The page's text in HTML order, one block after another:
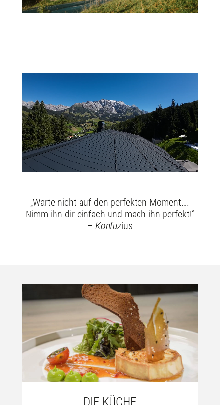
„Warte nicht auf den perfekten Moment….
Nimm ihn dir einfach und mach ihn perfekt!“
– Konfuzius
DIE KÜCHE